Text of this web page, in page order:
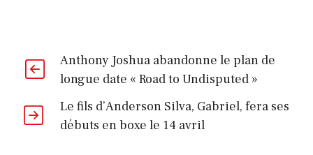
Anthony Joshua abandonne le plan de
longue date « Road to Undisputed »
Le fils d’Anderson Silva, Gabriel, fera ses
débuts en boxe le 14 avril